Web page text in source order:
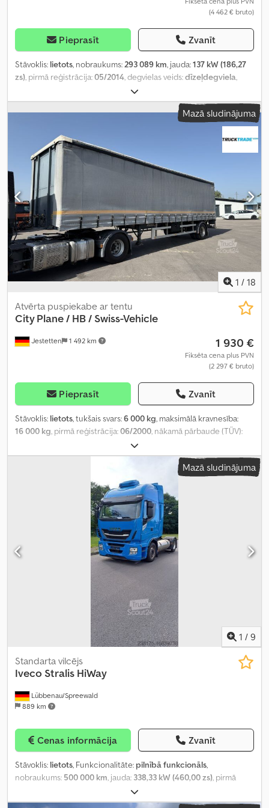
(4 462 € bruto)
Pieprasīt Zvanīt
Stāvoklis: lietots, nobraukums: 293 089 km, jauda:137 kW (186,27
zs) , pirmā reģistrācija:05/2014 , degvielas veids:dīzeļdegviela
balts
emisijas klase:Euro 6, sēdvietu skaits:2, kopējais garums:8 100
mm, kopējais platums:2 550 mm, kopējais augstums:3 550 mm
6 090 mm,
iekraušanas vietas platums:
augstums:2 370 mm, Aprīkojums:
kondicionēšana, paceļamais aizmugurējais borts
Mazā sludinājuma
1 / 18
Jestetten 1 492 km
Atvērta puspiekabe ar tentu
City Plane / HB / Swiss-Vehicle
1 930 €
Fiksēta cena plus PVN
(2 297 € bruto)
Pieprasīt Zvanīt
Stāvoklis: lietots, tukšais svars:6 000 kg, maksimālā kravnesība:
16 000 kg, pirmā reģistrācija:06/2000, nākamā pārbaude (TÜV):
11 000 mm
mm, kopējais augstums:40 000 mm, piekares sistēma:gaiss,
, priekšējās riepas izmērs:
295/80 R 22.5 /12mm, darbības svars:22 000 kg
Mazā sludinājuma
1 / 9
Lübbenau/Spreewald
889 km
Standarta vilcējs
Iveco Stralis HiWay
Cenas informācija Zvanīt
Stāvoklis: lietots, Funkcionalitāte: pilnībā funkcionāls,
nobraukums: 500 000 km, jauda: 338,33 kW (460,00 zs), pirmā
, degvielas veids:
kopējais svars:7 972 kg, riepas izmērs:315/70 R22,5, asu